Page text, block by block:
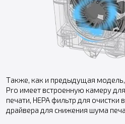
Также, как и предыдущая
Pro имеет встроенную камеру
печати, HEPA фильтр для очистки
драйвера для снижения шума